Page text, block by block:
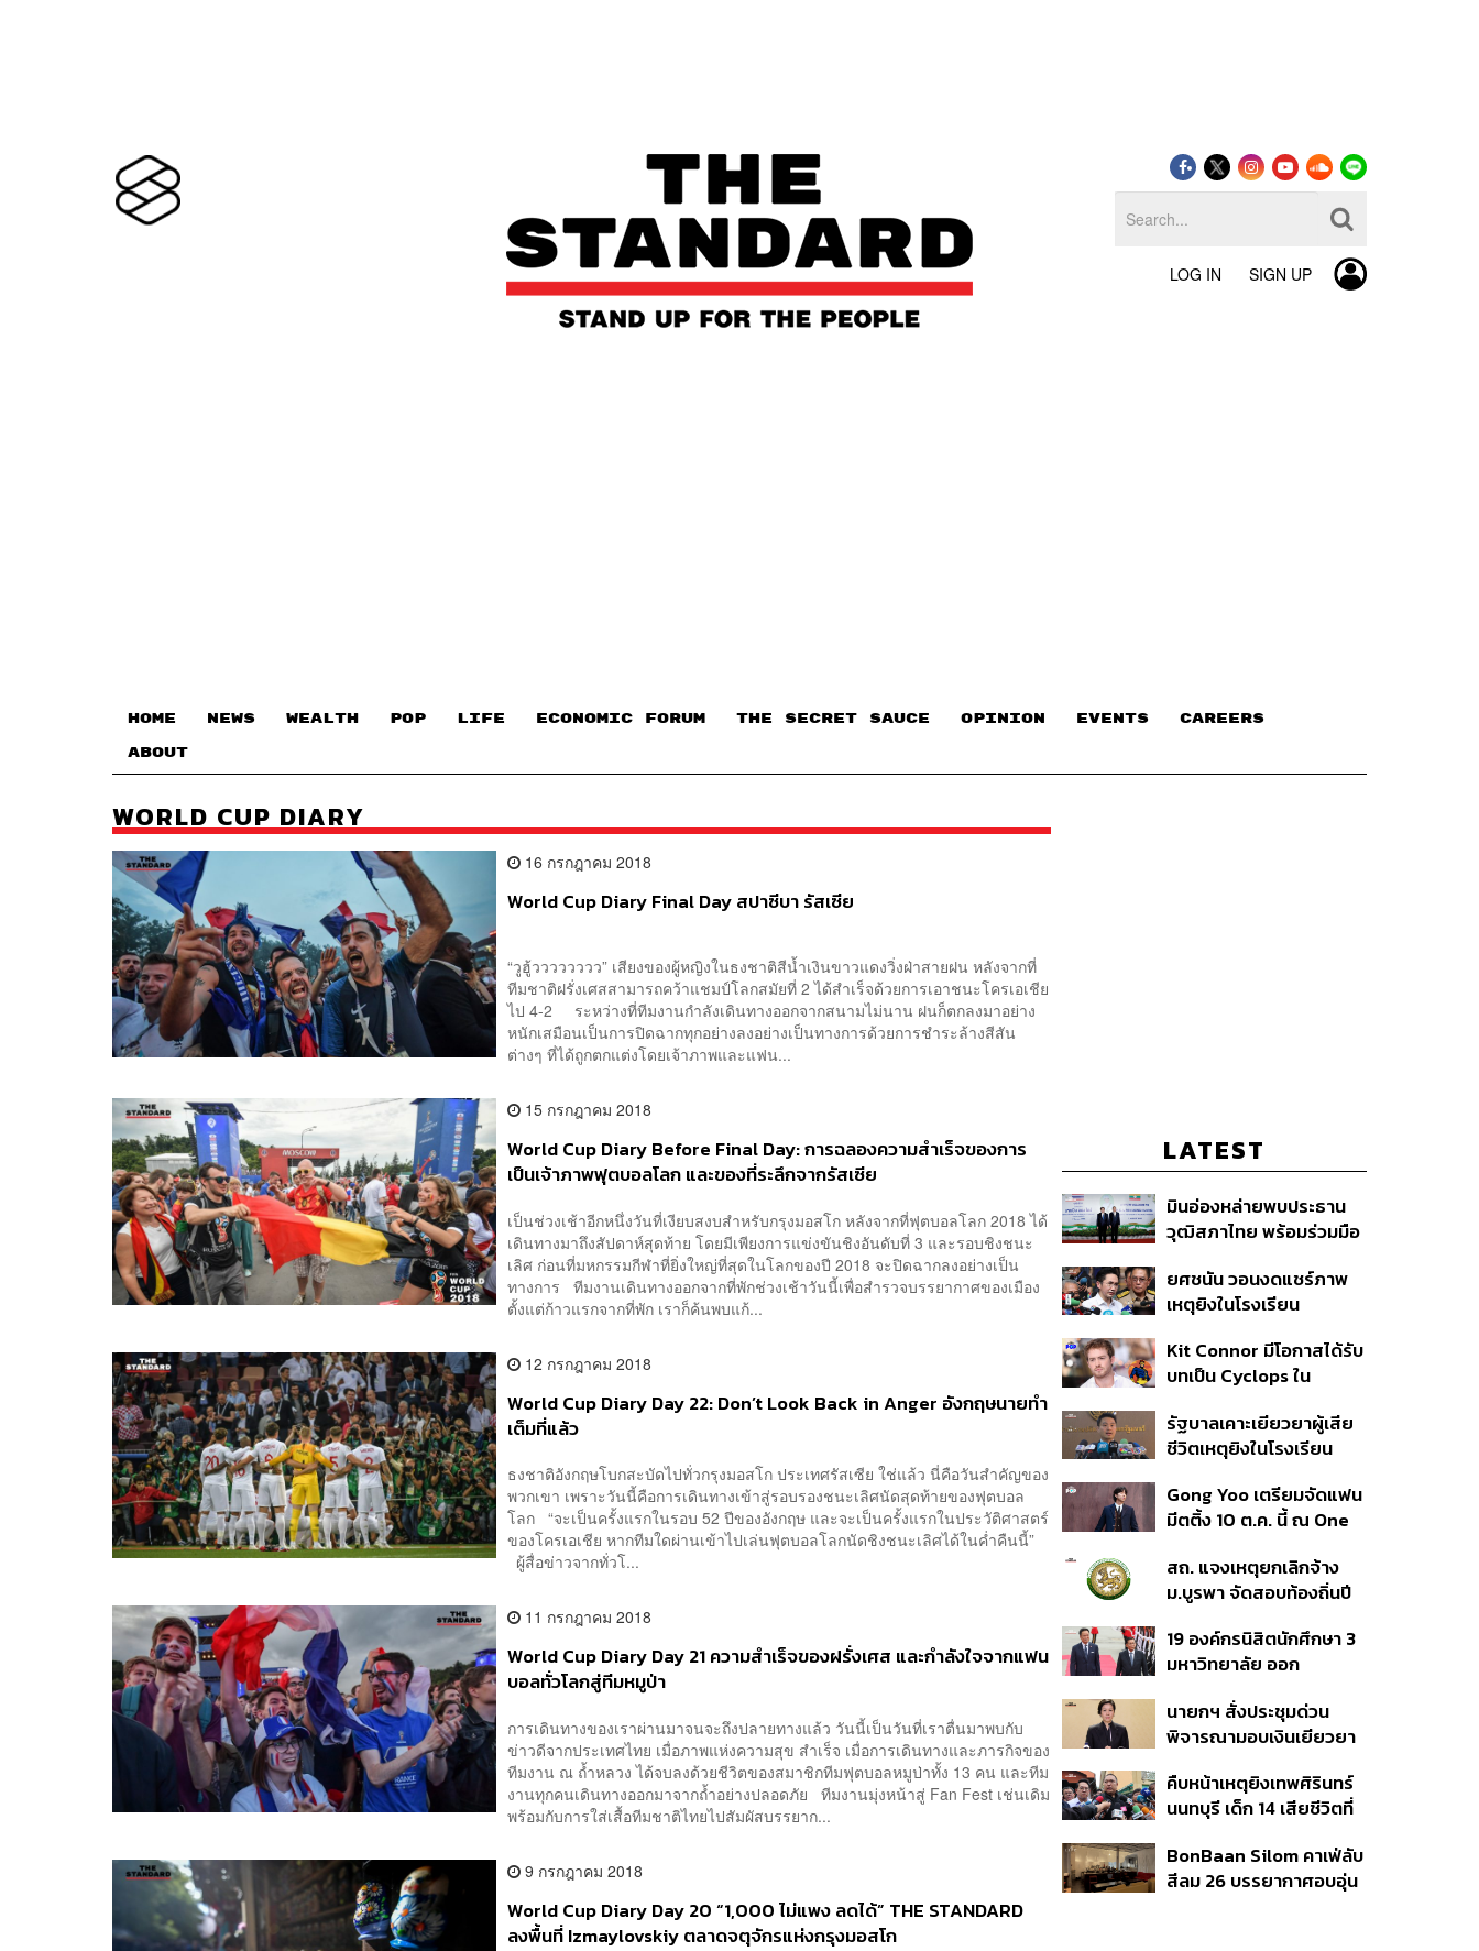
LOG IN SIGN UP
HOME NEWS WEALTH POP LIFE ECONOMIC FORUM THE SECRET SAUCE​ OPINION EVENTS CAREERS
ABOUT
WORLD CUP DIARY
16 กรกฎาคม 2018
World Cup Diary Final Day สปาซีบา รัสเซีย
“วูฮู้วววววววว” เสียงของผู้หญิงในธงชาติสีน้ำเงินขาวแดงวิ่งฝ่าสายฝน หลังจากที่
ทีมชาติฝรั่งเศสสามารถคว้าแชมป์โลกสมัยที่ 2 ได้สำเร็จด้วยการเอาชนะโครเอเชีย
ไป 4-2 ระหว่างที่ทีมงานกำลังเดินทางออกจากสนามไม่นาน ฝนก็ตกลงมาอย่าง
หนักเสมือนเป็นการปิดฉากทุกอย่างลงอย่างเป็นทางการด้วยการชำระล้างสีสัน
ต่างๆ ที่ได้ถูกตกแต่งโดยเจ้าภาพและแฟน...
15 กรกฎาคม 2018
World Cup Diary Before Final Day: การฉลองความสำเร็จของการ
เป็นเจ้าภาพฟุตบอลโลก และของที่ระลึกจากรัสเซีย
เป็นช่วงเช้าอีกหนึ่งวันที่เงียบสงบสำหรับกรุงมอสโก หลังจากที่ฟุตบอลโลก 2018 ได้
เดินทางมาถึงสัปดาห์สุดท้าย โดยมีเพียงการแข่งขันชิงอันดับที่ 3 และรอบชิงชนะ
เลิศ ก่อนที่มหกรรมกีฬาที่ยิ่งใหญ่ที่สุดในโลกของปี 2018 จะปิดฉากลงอย่างเป็น
ทางการ ทีมงานเดินทางออกจากที่พักช่วงเช้าวันนี้เพื่อสำรวจบรรยากาศของเมือง
ตั้งแต่ก้าวแรกจากที่พัก เราก็ค้นพบแก้...
12 กรกฎาคม 2018
World Cup Diary Day 22: Don’t Look Back in Anger อังกฤษนายทำ
เต็มที่แล้ว
ธงชาติอังกฤษโบกสะบัดไปทั่วกรุงมอสโก ประเทศรัสเซีย ใช่แล้ว นี่คือวันสำคัญของ
พวกเขา เพราะวันนี้คือการเดินทางเข้าสู่รอบรองชนะเลิศนัดสุดท้ายของฟุตบอล
โลก “จะเป็นครั้งแรกในรอบ 52 ปีของอังกฤษ และจะเป็นครั้งแรกในประวัติศาสตร์
ของโครเอเชีย หากทีมใดผ่านเข้าไปเล่นฟุตบอลโลกนัดชิงชนะเลิศได้ในค่ำคืนนี้”
ผู้สื่อข่าวจากทั่วโ...
11 กรกฎาคม 2018
World Cup Diary Day 21 ความสำเร็จของฝรั่งเศส และกำลังใจจากแฟน
บอลทั่วโลกสู่ทีมหมูป่า
การเดินทางของเราผ่านมาจนจะถึงปลายทางแล้ว วันนี้เป็นวันที่เราตื่นมาพบกับ
ข่าวดีจากประเทศไทย เมื่อภาพแห่งความสุข สำเร็จ เมื่อการเดินทางและภารกิจของ
ทีมงาน ณ ถ้ำหลวง ได้จบลงด้วยชีวิตของสมาชิกทีมฟุตบอลหมูป่าทั้ง 13 คน และทีม
งานทุกคนเดินทางออกมาจากถ้ำอย่างปลอดภัย ทีมงานมุ่งหน้าสู่ Fan Fest เช่นเดิม
พร้อมกับการใส่เสื้อทีมชาติไทยไปสัมผัสบรรยาก...
9 กรกฎาคม 2018
World Cup Diary Day 20 “1,000 ไม่แพง ลดได้” THE STANDARD
ลงพื้นที่ Izmaylovskiy ตลาดจตุจักรแห่งกรุงมอสโก
LATEST
มินอ่องหล่ายพบประธาน
วุฒิสภาไทย พร้อมร่วมมือ
ข้ามแดน-สารพิษในแม่น้ำ
ยศชนัน วอนงดแชร์ภาพ
เหตุยิงในโรงเรียน
เรียนชั่วคราว-เร่งเยียวยา
จิตใจ
Kit Connor มีโอกาสได้รับ
บทเป็น Cyclops ใน
เวอร์ชันใหม่
รัฐบาลเคาะเยียวยาผู้เสีย
ชีวิตเหตุยิงในโรงเรียน
เหตุในอดีต เข้าเกณฑ์
สาธารณภัย พร้อมเร่งจ่าย
Gong Yoo เตรียมจัดแฟน
มีตติ้ง 10 ต.ค. นี้ ณ One
สถ. แจงเหตุยกเลิกจ้าง
ม.บูรพา จัดสอบท้องถิ่นปี
19 องค์กรนิสิตนักศึกษา 3
มหาวิทยาลัย ออก
รัฐบาลต้อนรับ ‘มิน อ่อง
หล่าย’
นายกฯ สั่งประชุมด่วน
พิจารณามอบเงินเยียวยา
ลบ. ทุพพลภาพ 7 แสนบาท
บาดเจ็บสาหัส 2 แสนบาท
บาท
คืบหน้าเหตุยิงเทพศิรินทร์
นนทบุรี เด็ก 14 เสียชีวิตที่
เสียชีวิต 5 ราย เจ็บ 22
ราย
BonBaan Silom คาเฟ่ลับ
สีลม 26 บรรยากาศอบอุ่น